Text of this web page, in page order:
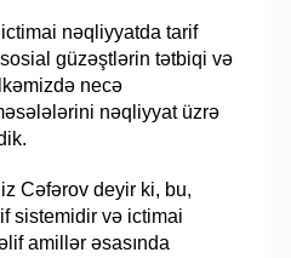
nəqliyyatda tarif
güzəştlərin tətbiqi və
necə
nəqliyyat üzrə
Cəfərov deyir ki, bu,
sistemidir və ictimai
amillər əsasında